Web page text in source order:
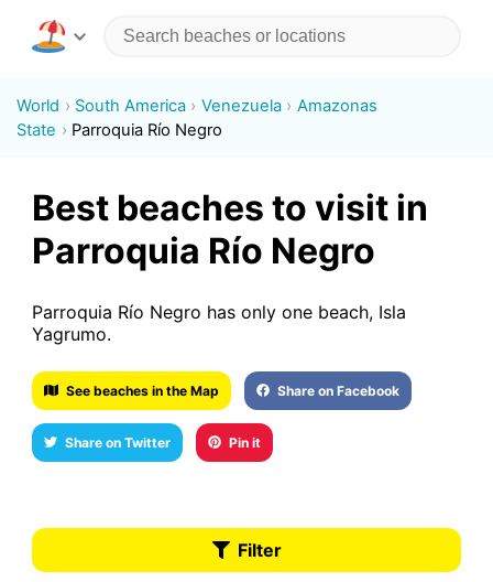
World South America Venezuela
Amazonas
State
Parroquia Río Negro
Best beaches to visit in
Parroquia Río Negro
Parroquia Río Negro has only one beach, Isla
Yagrumo.
See beaches in the Map Share on Facebook
Share on Twitter Pin it
Filter